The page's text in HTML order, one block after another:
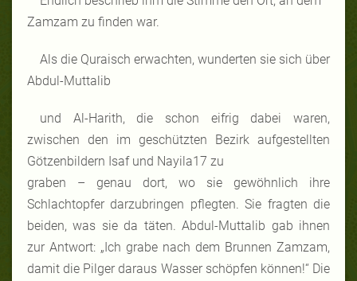
Zamzam zu finden war.
Als die Quraisch erwachten, wunderten sie sich über
Abdul-Muttalib
und Al-Harith, die schon eifrig dabei waren,
zwischen den im geschützten Bezirk aufgestellten
Götzenbildern Isaf und Nayila17 zu
graben – genau dort, wo sie gewöhnlich ihre
Schlachtopfer darzubringen pflegten. Sie fragten die
beiden, was sie da täten. Abdul-Muttalib gab ihnen
zur Antwort: „Ich grabe nach dem Brunnen Zamzam,
damit die Pilger daraus Wasser schöpfen können!“ Die